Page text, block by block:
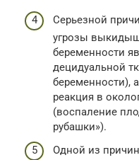
Серьезной
угрозы
беременности
децидуальной
беременности),
реакция в
(воспаление
рубашки»).
Одной из